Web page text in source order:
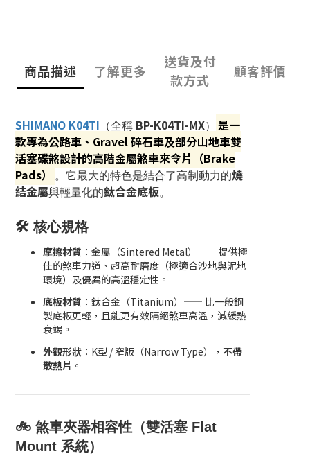
商品描述 了解更多
送貨及付
款方式
顧客評價
SHIMANO K04TI （全稱 BP-K04TI-MX）
是一
款專為公路車、Gravel 碎石車及部分山地車雙
活塞碟煞設計的高階金屬煞車來令片（Brake
Pads）
。它最大的特色是結合了高制動力的燒
結金屬與輕量化的鈦合金底板。
🛠️ 核心規格
摩擦材質 ：金屬（Sintered Metal）—— 提供極
佳的煞車力道、超高耐磨度（極適合沙地與泥地
環境）及優異的高溫穩定性。
底板材質 ：鈦合金（Titanium）—— 比一般鋼
製底板更輕，且能更有效隔絕煞車高溫，減緩熱
衰竭。
外觀形狀 ：K型 / 窄版（Narrow Type）， 不帶
散熱片 。
🚲 煞車夾器相容性（雙活塞 Flat
Mount 系統）